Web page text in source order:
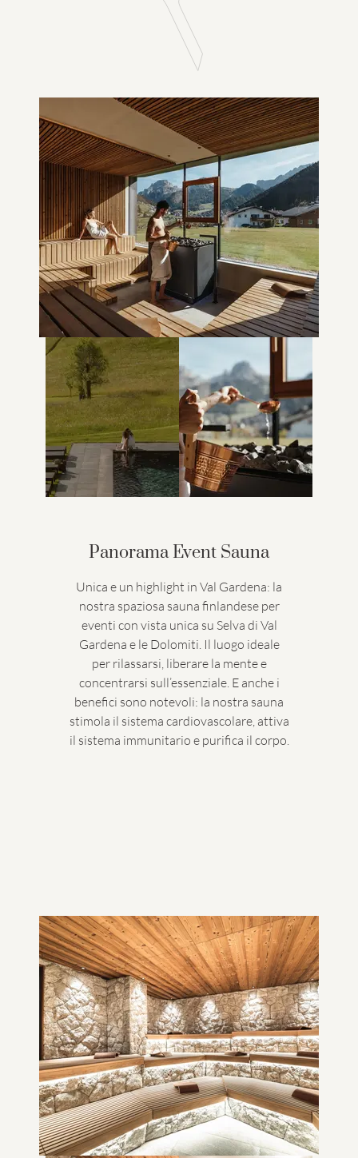
Panorama Event Sauna
Unica e un highlight in Val Gardena: la
nostra spaziosa sauna finlandese per
eventi con vista unica su Selva di Val
Gardena e le Dolomiti. Il luogo ideale
per rilassarsi, liberare la mente e
concentrarsi sull’essenziale. E anche i
benefici sono notevoli: la nostra sauna
stimola il sistema cardiovascolare, attiva
il sistema immunitario e purifica il corpo.